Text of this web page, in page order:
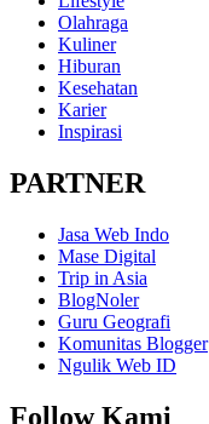
Olahraga
Kuliner
Hiburan
Kesehatan
Karier
Inspirasi
PARTNER
Jasa Web Indo
Mase Digital
Trip in Asia
BlogNoler
Guru Geografi
Komunitas Blogger
Ngulik Web ID
Follow Kami